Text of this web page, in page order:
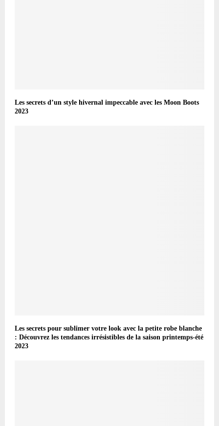
Les secrets d’un style hivernal impeccable avec les Moon Boots
2023
Les secrets pour sublimer votre look avec la petite robe blanche
: Découvrez les tendances irrésistibles de la saison printemps-été
2023